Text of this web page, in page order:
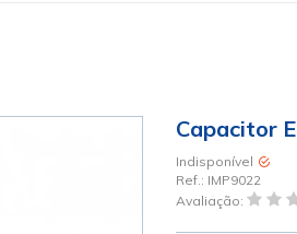
Capacitor
Indisponível
Ref.: IMP9022
Avaliação: